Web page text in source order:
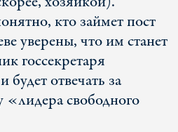
кто займет пост
уверены, что им станет
госсекретаря
отвечать за
свободного